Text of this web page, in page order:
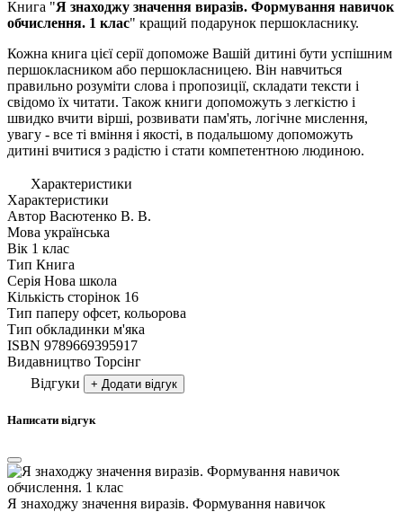
Книга "Я знаходжу значення виразів. Формування навичок
обчислення. 1 клас" кращий подарунок першокласнику.
Кожна книга цієї серії допоможе Вашій дитині бути успішним
першокласником або першокласницею. Він навчиться
правильно розуміти слова і пропозиції, складати тексти і
свідомо їх читати. Також книги допоможуть з легкістю і
швидко вчити вірші, розвивати пам'ять, логічне мислення,
увагу - все ті вміння і якості, в подальшому допоможуть
дитині вчитися з радістю і стати компетентною людиною.
Характеристики
Характеристики
Автор Васютенко В. В.
Мова українська
Вік 1 клас
Тип Книга
Серія Нова школа
Кількість сторінок 16
Тип паперу офсет, кольорова
Тип обкладинки м'яка
ISBN 9789669395917
Видавництво Торсiнг
Відгуки
+ Додати відгук
Написати відгук
Я знаходжу значення виразів. Формування навичок